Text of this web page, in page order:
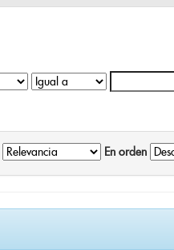
En orden